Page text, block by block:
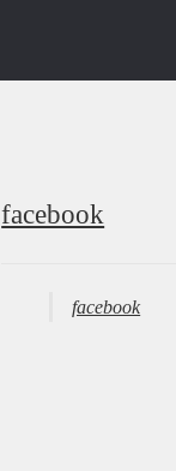
facebook
facebook